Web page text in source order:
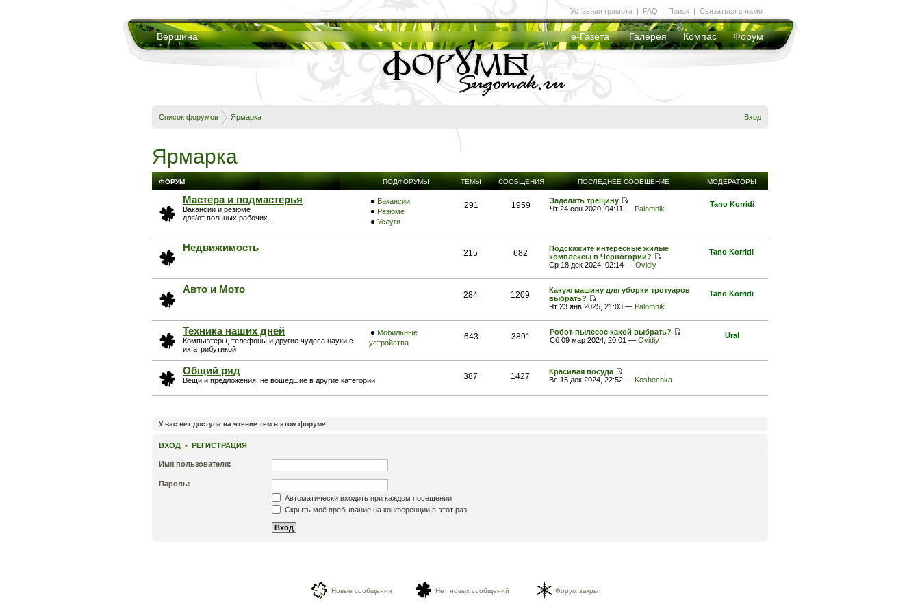
Вершина е-Газета Галерея Компас Форум
Уставная грамота | FAQ | Поиск | Связаться с нами
Список форумов Ярмарка Вход
Ярмарка
ФОРУМ ПОДФОРУМЫ ТЕМЫ СООБЩЕНИЯ ПОСЛЕДНЕЕ СООБЩЕНИЕ МОДЕРАТОРЫ
Мастера и подмастерья
Вакансии и резюме
для/от вольных рабочих.
Вакансии
Резюме
Услуги
291 1959
Заделать трещину
Чт 24 сен 2020, 04:11 — Palomnik
Tano Korridi
Недвижимость 215 682
Подскажите интересные жилые
комплексы в Черногории?
Ср 18 дек 2024, 02:14 — Ovidiy
Tano Korridi
Авто и Мото 284 1209
Какую машину для уборки тротуаров
выбрать?
Чт 23 янв 2025, 21:03 — Palomnik
Tano Korridi
Техника наших дней
Компьютеры, телефоны и другие чудеса науки с
их атрибутикой
Мобильные
устройства
643 3891
Робот-пылесос какой выбрать?
Сб 09 мар 2024, 20:01 — Ovidiy
Ural
Общий ряд
Вещи и предложения, не вошедшие в другие категории 387 1427
Красивая посуда
Вс 15 дек 2024, 22:52 — Koshechka
У вас нет доступа на чтение тем в этом форуме.
ВХОД • РЕГИСТРАЦИЯ
Имя пользователя:
Пароль:
Автоматически входить при каждом посещении
Скрыть моё пребывание на конференции в этот раз
Новые сообщения Нет новых сообщений Форум закрыт